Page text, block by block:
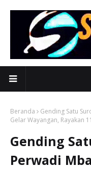
Beranda
Gending Satu
Gelar Wayangan, Rayakan
Gending
Perwadi